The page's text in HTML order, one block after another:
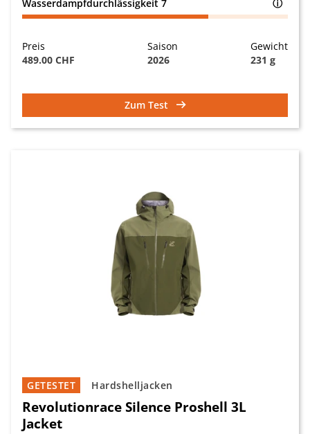
Wasserdampfdurchlässigkeit 7 ⓘ
Preis
489.00 CHF
Saison
2026
Gewicht
231 g
Zum Test
Hardshelljacken
GETESTET
Revolutionrace Silence Proshell 3L
Jacket